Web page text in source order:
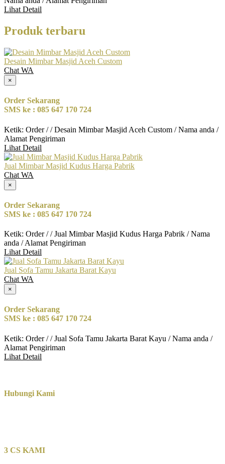
Lihat Detail
Produk terbaru
Desain Mimbar Masjid Aceh Custom
Chat WA
×
Order Sekarang
SMS ke : 085 647 170 724
Ketik: Order / / Desain Mimbar Masjid Aceh Custom / Nama anda /
Alamat Pengiriman
Lihat Detail
Jual Mimbar Masjid Kudus Harga Pabrik
Chat WA
×
Order Sekarang
SMS ke : 085 647 170 724
Ketik: Order / / Jual Mimbar Masjid Kudus Harga Pabrik / Nama
anda / Alamat Pengiriman
Lihat Detail
Jual Sofa Tamu Jakarta Barat Kayu
Chat WA
×
Order Sekarang
SMS ke : 085 647 170 724
Ketik: Order / / Jual Sofa Tamu Jakarta Barat Kayu / Nama anda /
Alamat Pengiriman
Lihat Detail
Hubungi Kami
3 CS KAMI